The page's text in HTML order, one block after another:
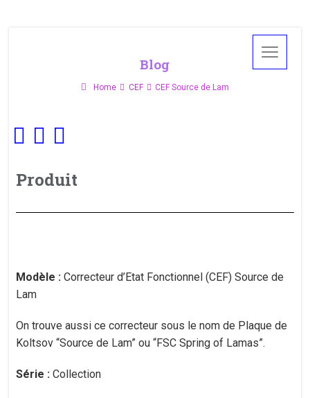
Blog
Home CEF CEF Source de Lam
Produit
Modèle : Correcteur d’Etat Fonctionnel (CEF) Source de
Lam
On trouve aussi ce correcteur sous le nom de Plaque de
Koltsov “Source de Lam” ou “FSC Spring of Lamas”.
Série : Collection